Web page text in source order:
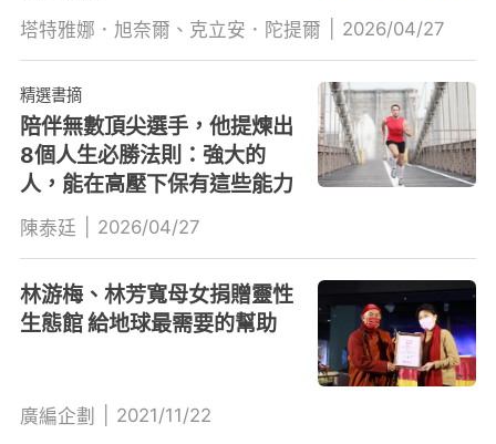
塔特雅娜．旭奈爾、克立安．陀提爾 2026/04/27
精選書摘
陪伴無數頂尖選手，他提煉出
8個人生必勝法則：強大的
人，能在高壓下保有這些能力
陳泰廷 2026/04/27
林游梅、林芳寬母女捐贈靈性
生態館 給地球最需要的幫助
廣編企劃 2021/11/22